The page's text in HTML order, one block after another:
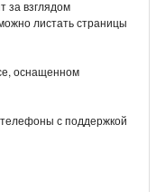
за взглядом
листать страницы
оснащенном
с поддержкой